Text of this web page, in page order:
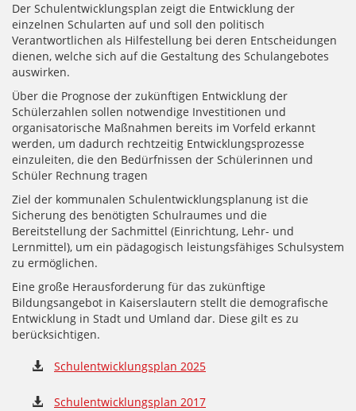
Der Schulentwicklungsplan zeigt die Entwicklung der
einzelnen Schularten auf und soll den politisch
Verantwortlichen als Hilfestellung bei deren Entscheidungen
dienen, welche sich auf die Gestaltung des Schulangebotes
auswirken.
Über die Prognose der zukünftigen Entwicklung der
Schülerzahlen sollen notwendige Investitionen und
organisatorische Maßnahmen bereits im Vorfeld erkannt
werden, um dadurch rechtzeitig Entwicklungsprozesse
einzuleiten, die den Bedürfnissen der Schülerinnen und
Schüler Rechnung tragen
Ziel der kommunalen Schulentwicklungsplanung ist die
Sicherung des benötigten Schulraumes und die
Bereitstellung der Sachmittel (Einrichtung, Lehr- und
Lernmittel), um ein pädagogisch leistungsfähiges Schulsystem
zu ermöglichen.
Eine große Herausforderung für das zukünftige
Bildungsangebot in Kaiserslautern stellt die demografische
Entwicklung in Stadt und Umland dar. Diese gilt es zu
berücksichtigen.
Schulentwicklungsplan 2025
Schulentwicklungsplan 2017